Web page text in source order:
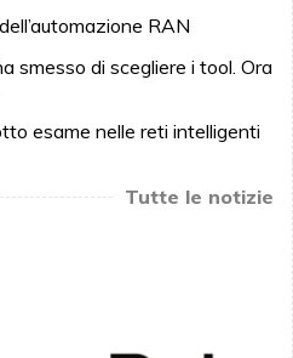
RAN
smesso di scegliere i tool. Ora
esame nelle reti intelligenti
Tutte le notizie